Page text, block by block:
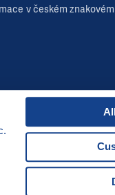
v českém
Michal Kruškaa
Vizuální